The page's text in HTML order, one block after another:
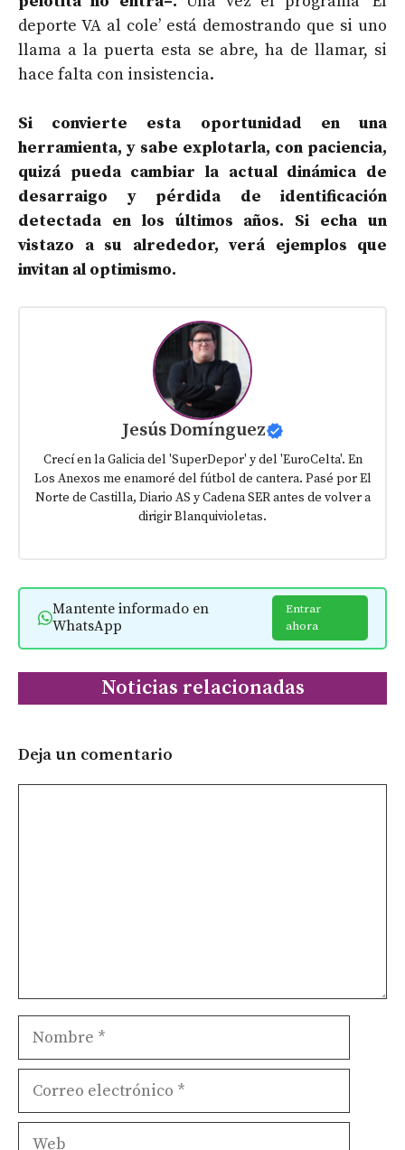
deporte VA al cole’ está demostrando que si uno
llama a la puerta esta se abre, ha de llamar, si
hace falta con insistencia.
Si convierte esta oportunidad en una
herramienta, y sabe explotarla, con paciencia,
quizá pueda cambiar la actual dinámica de
desarraigo y pérdida de identificación
detectada en los últimos años. Si echa un
vistazo a su alrededor, verá ejemplos que
invitan al optimismo.
Jesús Domínguez
Crecí en la Galicia del 'SuperDepor' y del 'EuroCelta'. En
Los Anexos me enamoré del fútbol de cantera. Pasé por El
Norte de Castilla, Diario AS y Cadena SER antes de volver a
dirigir Blanquivioletas.
Mantente informado en
WhatsApp
Entrar
ahora
Noticias relacionadas
Deja un comentario
Nombre